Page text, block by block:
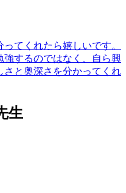
てくれたら嬉しいです。
するのではなく、自ら興
さと奥深さを分かってくれ
生